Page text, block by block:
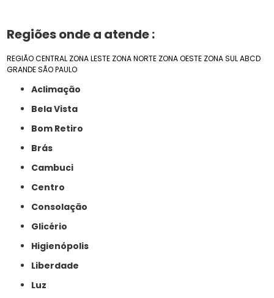
Regiões onde a atende :
REGIÃO CENTRAL ZONA LESTE ZONA NORTE ZONA OESTE ZONA SULABCD
GRANDE SÃO PAULO
Aclimação
Bela Vista
Bom Retiro
Brás
Cambuci
Centro
Consolação
Glicério
Higienópolis
Liberdade
Luz